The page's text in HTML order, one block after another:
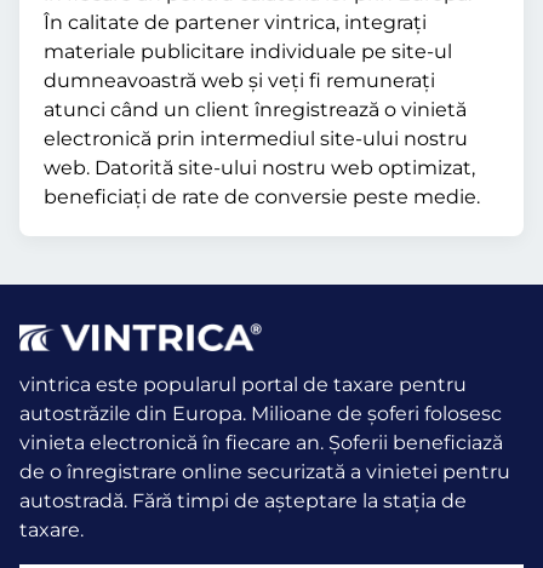
În calitate de partener vintrica, integrați
materiale publicitare individuale pe site-ul
dumneavoastră web și veți fi remunerați
atunci când un client înregistrează o vinietă
electronică prin intermediul site-ului nostru
web. Datorită site-ului nostru web optimizat,
beneficiați de rate de conversie peste medie.
vintrica este popularul portal de taxare pentru
autostrăzile din Europa. Milioane de șoferi folosesc
vinieta electronică în fiecare an. Șoferii beneficiază
de o înregistrare online securizată a vinietei pentru
autostradă. Fără timpi de așteptare la stația de
taxare.